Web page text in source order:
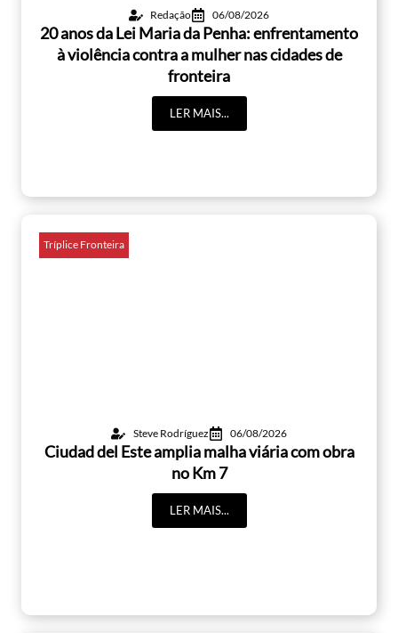
Redação 06/08/2026
20 anos da Lei Maria da Penha: enfrentamento
à violência contra a mulher nas cidades de
fronteira
LER MAIS...
Tríplice Fronteira
Steve Rodríguez 06/08/2026
Ciudad del Este amplia malha viária com obra
no Km 7
LER MAIS...